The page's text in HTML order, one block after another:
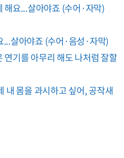
해요...살아야죠 (수어·자막)
...살아야죠 (수어·음성·자막)
연기를 아무리 해도 나처럼 잘할
내 몸을 과시하고 싶어, 공작새